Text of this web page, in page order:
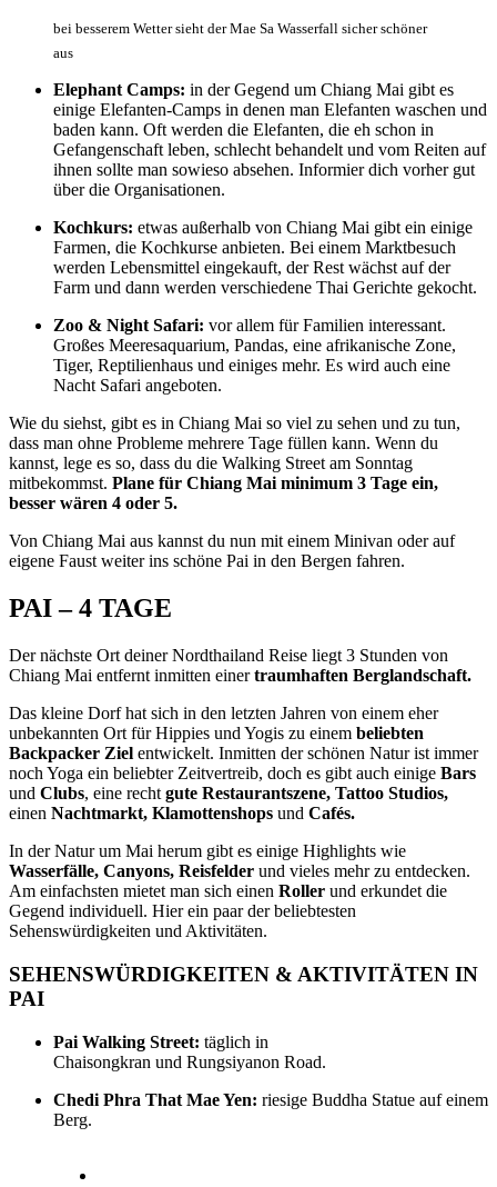
bei besserem Wetter sieht der Mae Sa Wasserfall sicher schöner
aus
Elephant Camps: in der Gegend um Chiang Mai gibt es
einige Elefanten-Camps in denen man Elefanten waschen und
baden kann. Oft werden die Elefanten, die eh schon in
Gefangenschaft leben, schlecht behandelt und vom Reiten auf
ihnen sollte man sowieso absehen. Informier dich vorher gut
über die Organisationen.
Kochkurs: etwas außerhalb von Chiang Mai gibt ein einige
Farmen, die Kochkurse anbieten. Bei einem Marktbesuch
werden Lebensmittel eingekauft, der Rest wächst auf der
Farm und dann werden verschiedene Thai Gerichte gekocht.
Zoo & Night Safari: vor allem für Familien interessant.
Großes Meeresaquarium, Pandas, eine afrikanische Zone,
Tiger, Reptilienhaus und einiges mehr. Es wird auch eine
Nacht Safari angeboten.
Wie du siehst, gibt es in Chiang Mai so viel zu sehen und zu tun,
dass man ohne Probleme mehrere Tage füllen kann. Wenn du
kannst, lege es so, dass du die Walking Street am Sonntag
mitbekommst. Plane für Chiang Mai minimum 3 Tage ein,
besser wären 4 oder 5.
Von Chiang Mai aus kannst du nun mit einem Minivan oder auf
eigene Faust weiter ins schöne Pai in den Bergen fahren.
PAI – 4 TAGE
Der nächste Ort deiner Nordthailand Reise liegt 3 Stunden von
Chiang Mai entfernt inmitten einertraumhaften Berglandschaft.
Das kleine Dorf hat sich in den letzten Jahren von einem eher
unbekannten Ort für Hippies und Yogis zu einem beliebten
Backpacker Ziel entwickelt. Inmitten der schönen Natur ist immer
noch Yoga ein beliebter Zeitvertreib, doch es gibt auch einige Bars
und Clubs, eine recht gute Restaurantszene, Tattoo Studios,
einen Nachtmarkt, Klamottenshops und Cafés.
In der Natur um Mai herum gibt es einige Highlights wie
Wasserfälle, Canyons, Reisfelder und vieles mehr zu entdecken.
Am einfachsten mietet man sich einen Roller und erkundet die
Gegend individuell. Hier ein paar der beliebtesten
Sehenswürdigkeiten und Aktivitäten.
SEHENSWÜRDIGKEITEN & AKTIVITÄTEN IN
PAI
Pai Walking Street: täglich in
Chaisongkran und Rungsiyanon Road.
Chedi Phra That Mae Yen: riesige Buddha Statue auf einem
Berg.